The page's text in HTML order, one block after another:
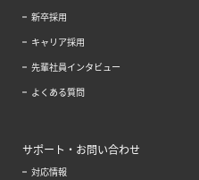
新卒採用
キャリア採用
先輩社員インタビュー
よくある質問
サポート・お問い合わせ
対応情報